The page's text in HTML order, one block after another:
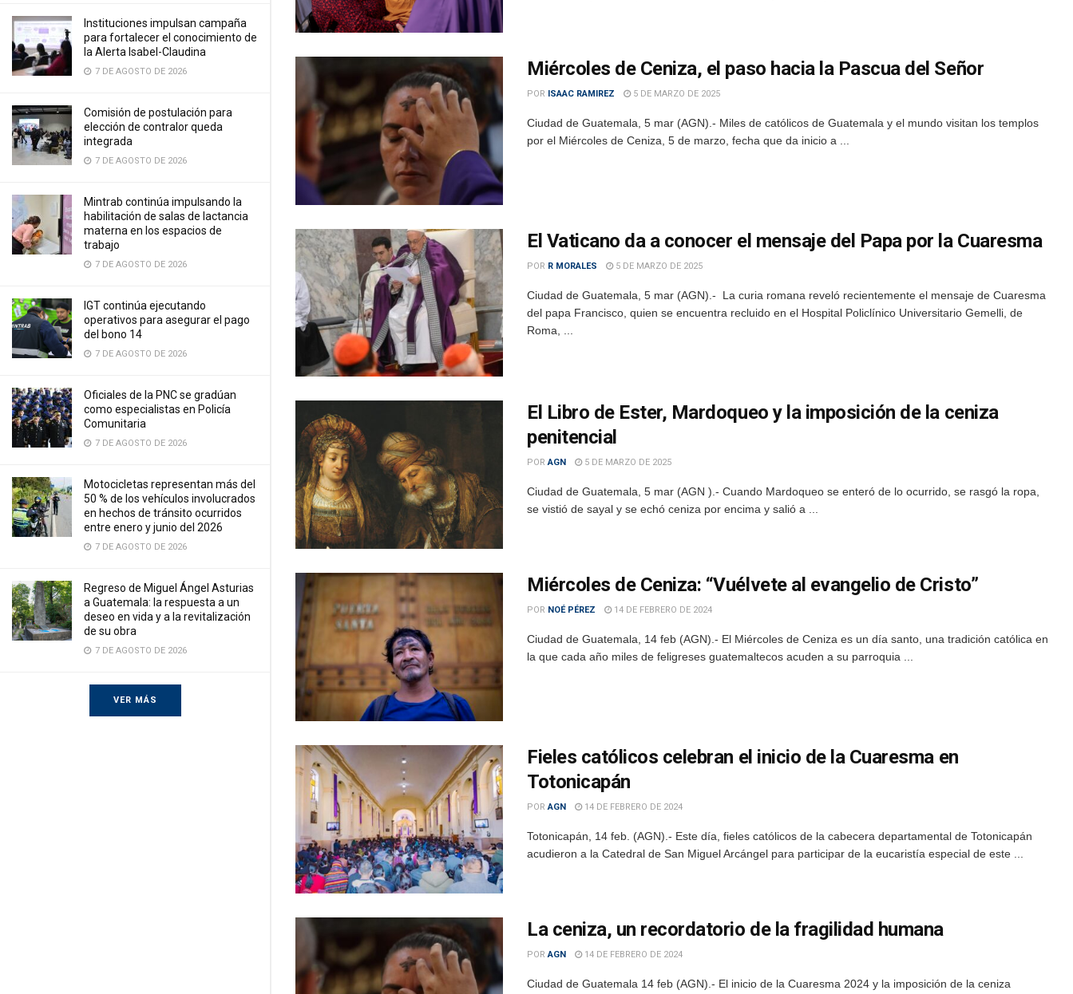
Instituciones impulsan campaña
para fortalecer el conocimiento de
la Alerta Isabel-Claudina
7 DE AGOSTO DE 2026
Comisión de postulación para
elección de contralor queda
integrada
7 DE AGOSTO DE 2026
Mintrab continúa impulsando la
habilitación de salas de lactancia
materna en los espacios de
trabajo
7 DE AGOSTO DE 2026
IGT continúa ejecutando
operativos para asegurar el pago
del bono 14
7 DE AGOSTO DE 2026
Oficiales de la PNC se gradúan
como especialistas en Policía
Comunitaria
7 DE AGOSTO DE 2026
Motocicletas representan más del
50 % de los vehículos involucrados
en hechos de tránsito ocurridos
entre enero y junio del 2026
7 DE AGOSTO DE 2026
Regreso de Miguel Ángel Asturias
a Guatemala: la respuesta a un
deseo en vida y a la revitalización
de su obra
7 DE AGOSTO DE 2026
VER MÁS
Miércoles de Ceniza, el paso hacia la Pascua del Señor
POR ISAAC RAMIREZ 5 DE MARZO DE 2025
Ciudad de Guatemala, 5 mar (AGN).- Miles de católicos de Guatemala y el mundo visitan los templos
por el Miércoles de Ceniza, 5 de marzo, fecha que da inicio a ...
El Vaticano da a conocer el mensaje del Papa por la Cuaresma
POR R MORALES 5 DE MARZO DE 2025
Ciudad de Guatemala, 5 mar (AGN).- La curia romana reveló recientemente el mensaje de Cuaresma
del papa Francisco, quien se encuentra recluido en el Hospital Policlínico Universitario Gemelli, de
Roma, ...
El Libro de Ester, Mardoqueo y la imposición de la ceniza
penitencial
POR AGN 5 DE MARZO DE 2025
Ciudad de Guatemala, 5 mar (AGN ).- Cuando Mardoqueo se enteró de lo ocurrido, se rasgó la ropa,
se vistió de sayal y se echó ceniza por encima y salió a ...
Miércoles de Ceniza: “Vuélvete al evangelio de Cristo”
POR NOÉ PÉREZ 14 DE FEBRERO DE 2024
Ciudad de Guatemala, 14 feb (AGN).- El Miércoles de Ceniza es un día santo, una tradición católica en
la que cada año miles de feligreses guatemaltecos acuden a su parroquia ...
Fieles católicos celebran el inicio de la Cuaresma en
Totonicapán
POR AGN 14 DE FEBRERO DE 2024
Totonicapán, 14 feb. (AGN).- Este día, fieles católicos de la cabecera departamental de Totonicapán
acudieron a la Catedral de San Miguel Arcángel para participar de la eucaristía especial de este ...
La ceniza, un recordatorio de la fragilidad humana
POR AGN 14 DE FEBRERO DE 2024
Ciudad de Guatemala 14 feb (AGN).- El inicio de la Cuaresma 2024 y la imposición de la ceniza